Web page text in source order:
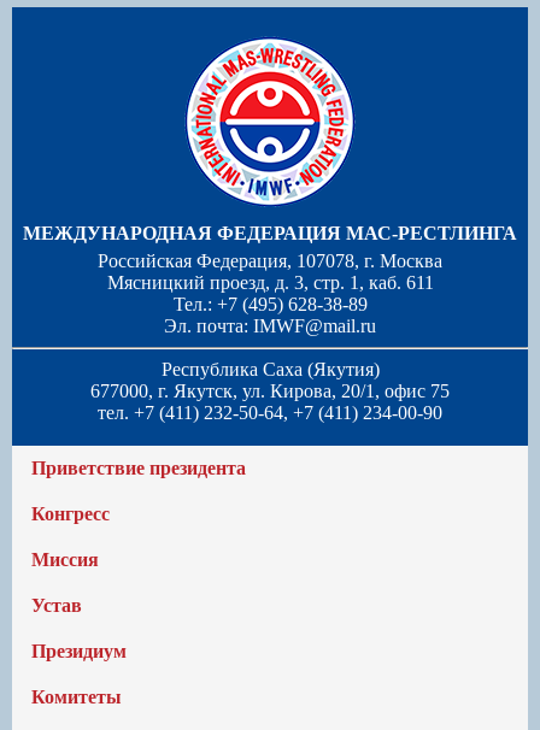
МЕЖДУНАРОДНАЯ ФЕДЕРАЦИЯ МАС-РЕСТЛИНГА
Российская Федерация, 107078, г. Москва
Мясницкий проезд, д. 3, стр. 1, каб. 611
Тел.: +7 (495) 628-38-89
Эл. почта: IMWF@mail.ru
Республика Саха (Якутия)
677000, г. Якутск, ул. Кирова, 20/1, офис 75
тел. +7 (411) 232-50-64, +7 (411) 234-00-90
Приветствие президента
Конгресс
Миссия
Устав
Президиум
Комитеты